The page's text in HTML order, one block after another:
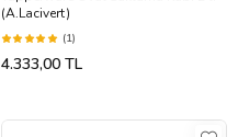
(A.Lacivert)
(1)
4.333,00 TL